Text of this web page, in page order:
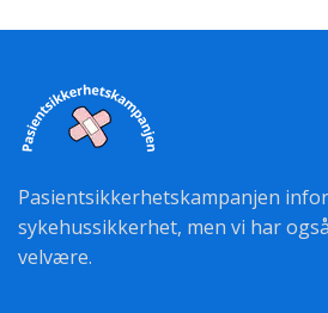
Pasientsikkerhetskampanjen
sykehussikkerhet, men vi har
velvære.